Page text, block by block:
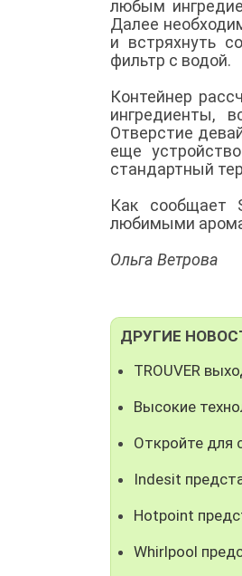
любым
Далее
и встряхнуть
фильтр с водой.
Контейнер
ингредиенты,
Отверстие
еще
стандартный
Как сообщает
любимыми
Ольга Ветрова
ДРУГИЕ
TROUVER
Высокие
Откройте для
Indesit
Hotpoint
Whirlpool